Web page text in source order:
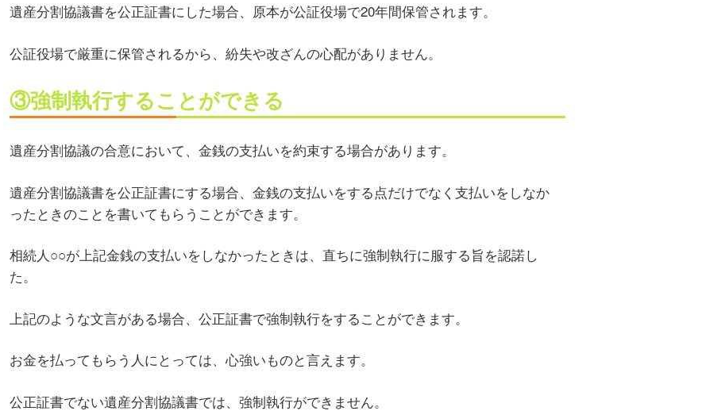
遺産分割協議書を公正証書にした場合、原本が公証役場で20年間保管されます。
公証役場で厳重に保管されるから、紛失や改ざんの心配がありません。
③強制執行することができる
遺産分割協議の合意において、金銭の支払いを約束する場合があります。
遺産分割協議書を公正証書にする場合、金銭の支払いをする点だけでなく支払いをしなか
ったときのことを書いてもらうことができます。
相続人○○が上記金銭の支払いをしなかったときは、直ちに強制執行に服する旨を認諾し
た。
上記のような文言がある場合、公正証書で強制執行をすることができます。
お金を払ってもらう人にとっては、心強いものと言えます。
公正証書でない遺産分割協議書では、強制執行ができません。